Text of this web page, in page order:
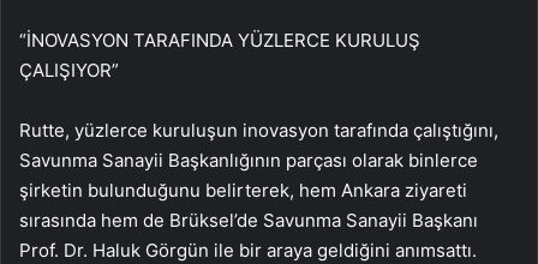
“İNOVASYON TARAFINDA YÜZLERCE KURULUŞ
ÇALIŞIYOR”
Rutte, yüzlerce kuruluşun inovasyon tarafında çalıştığını,
Savunma Sanayii Başkanlığının parçası olarak binlerce
şirketin bulunduğunu belirterek, hem Ankara ziyareti
sırasında hem de Brüksel’de Savunma Sanayii Başkanı
Prof. Dr. Haluk Görgün ile bir araya geldiğini anımsattı.